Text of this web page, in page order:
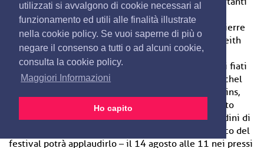
utilizzati si avvalgono di cookie necessari al
funzionamento ed utili alle finalità illustrate
nella cookie policy. Se vuoi saperne di più o
negare il consenso a tutti o ad alcuni cookie,
consulta la cookie policy.
Maggiori Informazioni
Ho capito
musicisti europei e americani a cavallo tra diverse
generazioni, da Mal Waldron a Giorgio Gaslini, da Pierre
Favre a Kenny Wheeler, da Albert Mangelsdorff a Keith
Tippett, tra gli altri. Tra le formazioni che Roberto
Ottaviano dirige attualmente ci sono il quartetto di fiati
Astrolabio (con Gianluigi Trovesi, Glenn Ferris e Michel
Godard), il quartetto Sideralis (con Alexander Hawkins,
Michael Formanek e Gerry Hemingway) e il quintetto
Eternal Love, col quale ha vinto il premio Pino Candini di
Musica Jazz come miglior disco del 2020. Il pubblico del
festival potrà applaudirlo – il 14 agosto alle 11 nei pressi